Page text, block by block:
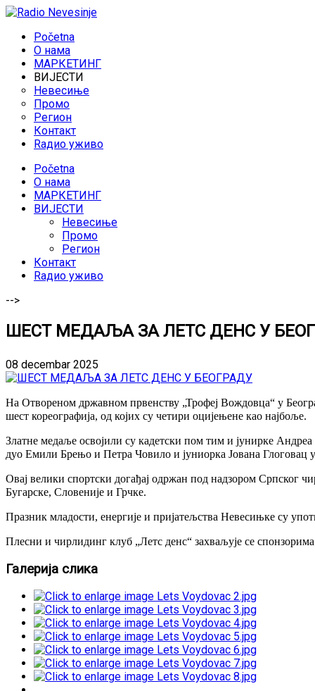
Početna
O нама
МАРКЕТИНГ
ВИЈЕСТИ
Невесиње
Промо
Регион
Контакт
Rадио уживо
Početna
O нама
МАРКЕТИНГ
ВИЈЕСТИ
Невесиње
Промо
Регион
Контакт
Rадио уживо
-->
ШЕСТ МЕДАЉА ЗА ЛЕТС ДЕНС У
08 decembar 2025
На Отвореном државном првенству „Трофеј Вождовца“ у
шест кореографија, од којих су четири оцијењене као најбоље.
Златне медаље освојили су кадетски пом тим и јунирке
дуо Емили Брењо и Петра Човило и јуниорка Јована Глоговац
Овај велики спортски догађај одржан под надзором Српског
Бугарске, Словеније и Грчке.
Празник младости, енергије и пријатељства Невесињке су
Плесни и чирлидинг клуб „Летс денс“ захваљује се
Галерија слика